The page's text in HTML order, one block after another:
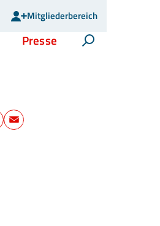
Mitgliederbereich
Presse (current)Suche öffnen
Teilen
E-Mail